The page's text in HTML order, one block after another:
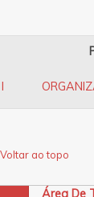
Voltar ao topo
Área De